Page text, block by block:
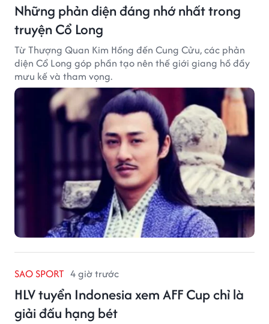
Những phản diện đáng nhớ nhất trong
truyện Cổ Long
Từ Thượng Quan Kim Hồng đến Cung Cửu, các phản
diện Cổ Long góp phần tạo nên thế giới giang hồ đầy
mưu kế và tham vọng.
SAO SPORT 4 giờ trước
HLV tuyển Indonesia xem AFF Cup chỉ là
giải đấu hạng bét